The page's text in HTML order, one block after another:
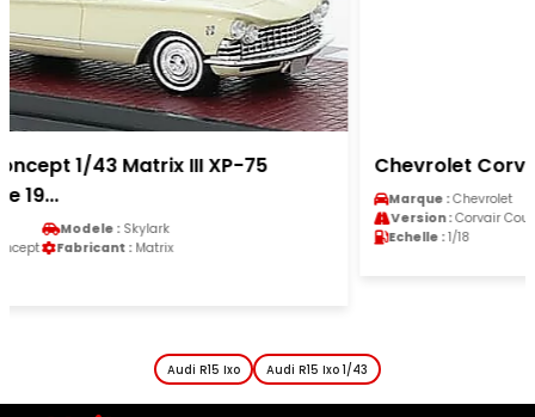
Chevrolet Corvair Coupe 1/18 Sun Star grise 1963
Marque :
Version :
Echelle :1/18
Audi R15 Ixo Audi R15 Ixo 1/43